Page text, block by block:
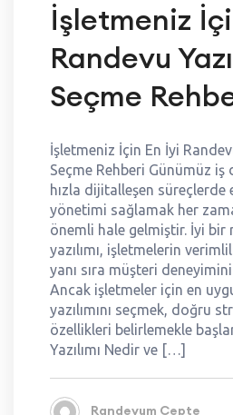
İşletmeniz
Randevu
Seçme
İşletmeniz İçin En İyi Randevu
Seçme Rehberi Günümüz iş
hızla dijitalleşen süreçlerde
yönetimi sağlamak her
önemli hale gelmiştir. İyi bir
yazılımı, işletmelerin
yanı sıra müşteri
Ancak işletmeler için en
yazılımını seçmek, doğru
özellikleri belirlemekle
Yazılımı Nedir ve […]
Randevum Cepte